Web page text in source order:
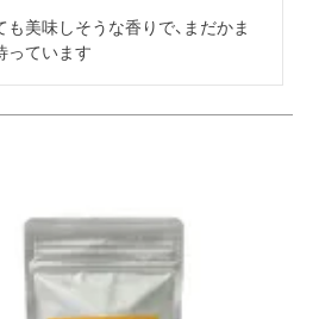
美味しそうな香りで、まだかま
っています